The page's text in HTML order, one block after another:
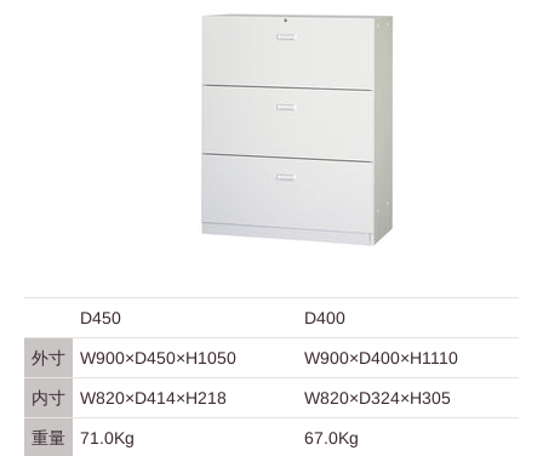
D450 D400
外寸 W900×D450×H1050 W900×D400×H1110
内寸 W820×D414×H218 W820×D324×H305
重量 71.0Kg 67.0Kg